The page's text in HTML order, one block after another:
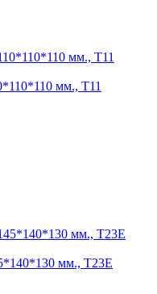
мм., Т11
мм., Т23Е